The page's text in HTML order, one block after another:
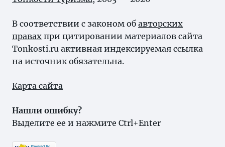
В соответствии с законом об авторских
правах при цитировании материалов сайта
Tonkosti.ru активная индексируемая ссылка
на источник обязательна.
Карта сайта
Нашли ошибку?
Выделите ее и нажмите Ctrl+Enter